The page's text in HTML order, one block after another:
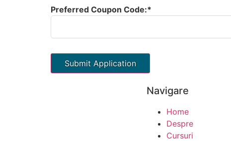
Preferred Coupon Code:*
Navigare
Home
Despre
Cursuri